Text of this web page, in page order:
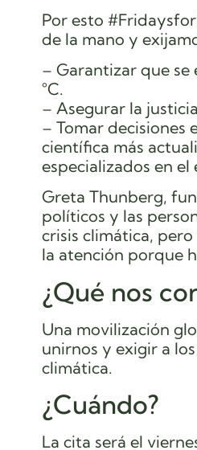
Por esto
de la mano y
– Garantizar que
°C.
– Asegurar la
– Tomar decisiones
científica más
especializados en
Greta Thunberg,
políticos y las
crisis climática,
la atención porque
¿Qué nos
Una movilización
unirnos y exigir a
climática.
¿Cuándo?
La cita será el